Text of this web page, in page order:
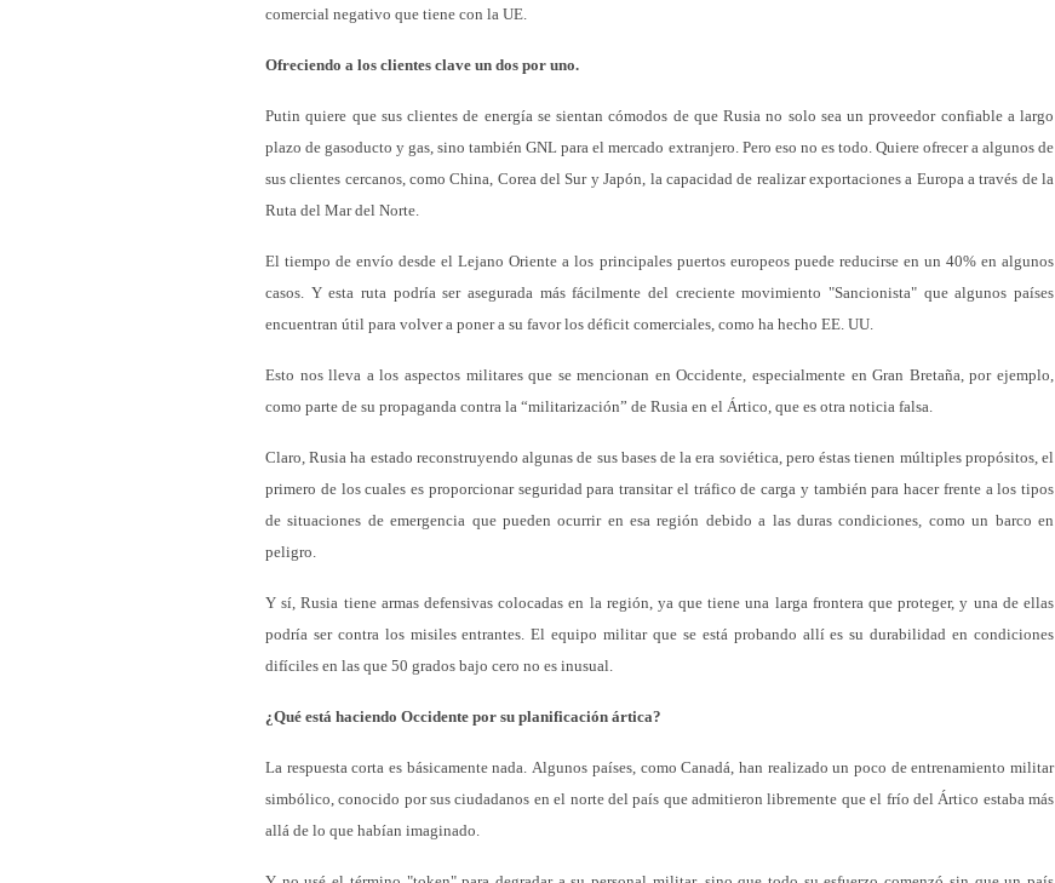
comercial negativo que tiene con la UE.
Ofreciendo a los clientes clave un dos por uno.
Putin quiere que sus clientes de energía se sientan cómodos de que Rusia no solo sea un proveedor confiable a largo
plazo de gasoducto y gas, sino también GNL para el mercado extranjero. Pero eso no es todo. Quiere ofrecer a algunos de
sus clientes cercanos, como China, Corea del Sur y Japón, la capacidad de realizar exportaciones a Europa a través de la
Ruta del Mar del Norte.
El tiempo de envío desde el Lejano Oriente a los principales puertos europeos puede reducirse en un 40% en algunos
casos. Y esta ruta podría ser asegurada más fácilmente del creciente movimiento "Sancionista" que algunos países
encuentran útil para volver a poner a su favor los déficit comerciales, como ha hecho EE. UU.
Esto nos lleva a los aspectos militares que se mencionan en Occidente, especialmente en Gran Bretaña, por ejemplo,
como parte de su propaganda contra la “militarización” de Rusia en el Ártico, que es otra noticia falsa.
Claro, Rusia ha estado reconstruyendo algunas de sus bases de la era soviética, pero éstas tienen múltiples propósitos, el
primero de los cuales es proporcionar seguridad para transitar el tráfico de carga y también para hacer frente a los tipos
de situaciones de emergencia que pueden ocurrir en esa región debido a las duras condiciones, como un barco en
peligro.
Y sí, Rusia tiene armas defensivas colocadas en la región, ya que tiene una larga frontera que proteger, y una de ellas
podría ser contra los misiles entrantes. El equipo militar que se está probando allí es su durabilidad en condiciones
difíciles en las que 50 grados bajo cero no es inusual.
¿Qué está haciendo Occidente por su planificación ártica?
La respuesta corta es básicamente nada. Algunos países, como Canadá, han realizado un poco de entrenamiento militar
simbólico, conocido por sus ciudadanos en el norte del país que admitieron libremente que el frío del Ártico estaba más
allá de lo que habían imaginado.